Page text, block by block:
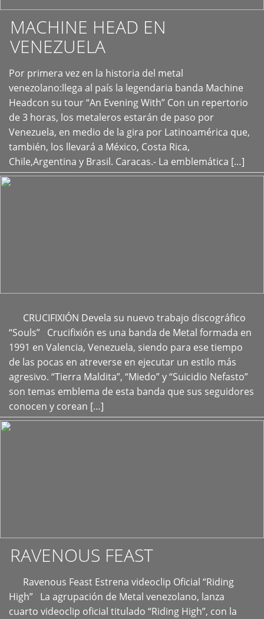
MACHINE HEAD EN
VENEZUELA
Por primera vez en la historia del metal
venezolano:llega al país la legendaria banda Machine
Headcon su tour “An Evening With” Con un repertorio
de 3 horas, los metaleros estarán de paso por
Venezuela, en medio de la gira por Latinoamérica que,
también, los llevará a México, Costa Rica,
Chile,Argentina y Brasil. Caracas.- La emblemática […]
+
CRUCIFIXIÓN Devela su nuevo trabajo discográfico
“Souls” Crucifixión es una banda de Metal formada en
1991 en Valencia, Venezuela, siendo para ese tiempo
de las pocas en atreverse en ejecutar un estilo más
agresivo. “Tierra Maldita”, “Miedo” y “Suicidio Nefasto”
son temas emblema de esta banda que sus seguidores
conocen y corean […]
+
RAVENOUS FEAST
Ravenous Feast Estrena videoclip Oficial “Riding
High” La agrupación de Metal venezolano, lanza
cuarto videoclip oficial titulado “Riding High”, con la